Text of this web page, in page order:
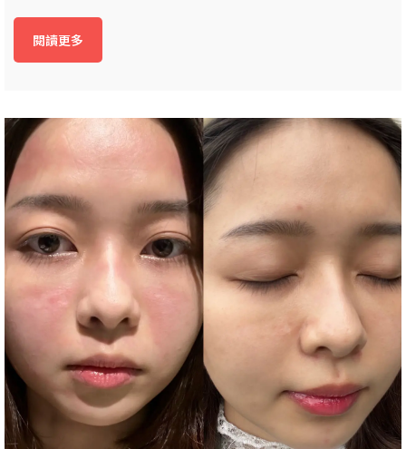
閱讀更多